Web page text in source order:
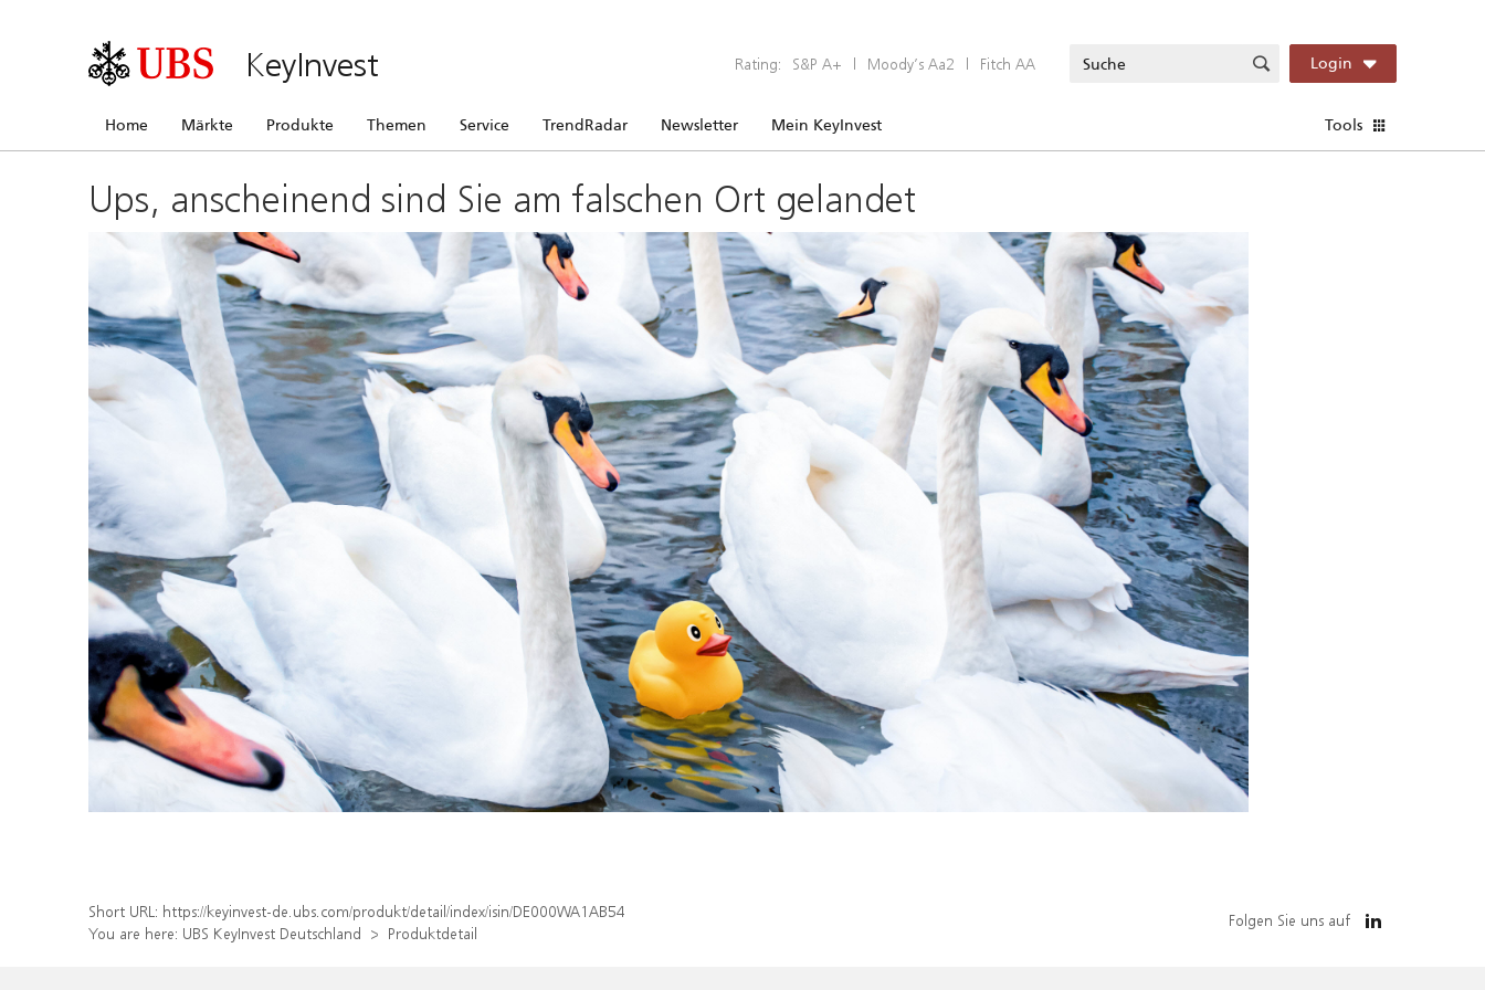
KeyInvest Rating: S&P A+ | Moody’s Aa2 | Fitch AA Login
Home Märkte Produkte Themen Service TrendRadar Newsletter Mein KeyInvest Tools
Ups, anscheinend sind Sie am falschen Ort gelandet
Short URL: https://keyinvest-de.ubs.com/produkt/detail/index/isin/DE000WA1AB54
You are here: UBS KeyInvest Deutschland Produktdetail
Folgen Sie uns auf